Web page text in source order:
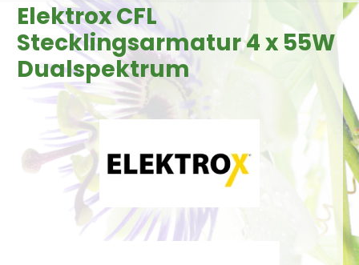
Elektrox CFL
Stecklingsarmatur 4 x 55W
Dualspektrum